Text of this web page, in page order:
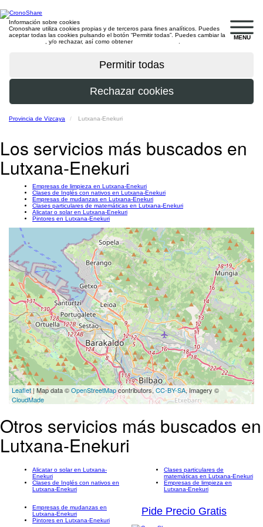
MENU
Información sobre cookies
Cronoshare utiliza cookies propias y de terceros para fines analíticos. Puedes
aceptar todas las cookies pulsando el botón “Permitir todas”. Puedes cambiar la
, y/o rechazar, así como obtener
Provincia de Vizcaya Lutxana-Enekuri
Los servicios más buscados en
Lutxana-Enekuri
Empresas de limpieza en Lutxana-Enekuri
Clases de Inglés con nativos en Lutxana-Enekuri
Empresas de mudanzas en Lutxana-Enekuri
Clases particulares de matemáticas en Lutxana-Enekuri
Alicatar o solar en Lutxana-Enekuri
Pintores en Lutxana-Enekuri
Leaflet| Map data ©OpenStreetMapcontributors,CC-BY-SA, Imagery ©
CloudMade
Otros servicios más buscados en
Lutxana-Enekuri
Alicatar o solar en Lutxana-
Enekuri
Clases de Inglés con nativos en
Lutxana-Enekuri
Clases particulares de
matemáticas en Lutxana-Enekuri
Empresas de limpieza en
Lutxana-Enekuri
Empresas de mudanzas en
Lutxana-Enekuri
Pintores en Lutxana-Enekuri
Pide Precio Gratis